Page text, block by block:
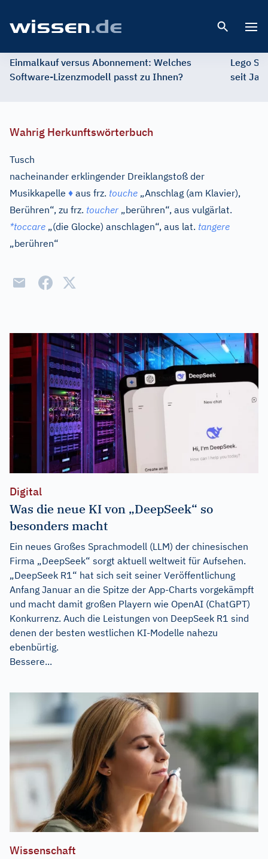
Einmalkauf versus Abonnement: Welches
Software-Lizenzmodell passt zu Ihnen?
Lego
seit
Wahrig Herkunftswörterbuch
Tusch
nacheinander erklingender Dreiklangstoß der
Musikkapelle ♦ aus frz. touche „Anschlag (am Klavier),
Berühren“, zu frz. toucher „berühren“, aus vulgärlat.
*toccare „(die Glocke) anschlagen“, aus lat. tangere
„berühren“
Digital
Was die neue KI von „DeepSeek“ so
besonders macht
Ein neues Großes Sprachmodell (LLM) der chinesischen
Firma „DeepSeek“ sorgt aktuell weltweit für Aufsehen.
„DeepSeek R1“ hat sich seit seiner Veröffentlichung
Anfang Januar an die Spitze der App-Charts vorgekämpft
und macht damit großen Playern wie OpenAI (ChatGPT)
Konkurrenz. Auch die Leistungen von DeepSeek R1 sind
denen der besten westlichen KI-Modelle nahezu
ebenbürtig.
Bessere...
Wissenschaft